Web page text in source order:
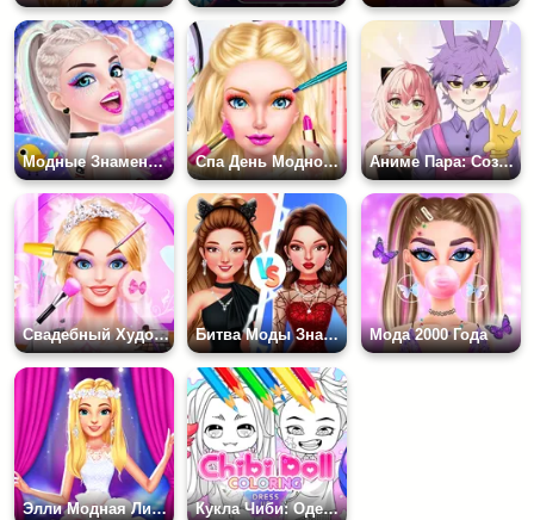
Модные Знаменитости Одеваются Спа День Модной Девушки Аниме Пара: Создатель Аватаров
Свадебный Художник Битва Моды Знаменитостей Мода 2000 Года
Элли Модная Лихорадка Кукла Чиби: Одевай и Раскрашивай